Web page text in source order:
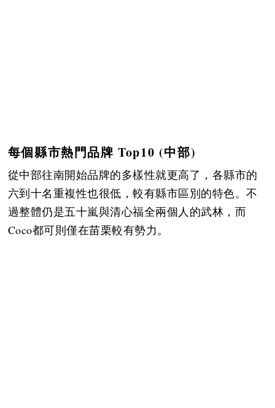
每個縣市熱門品牌 Top10 (中部)
從中部往南開始品牌的多樣性就更高了，各縣市的
六到十名重複性也很低，較有縣市區別的特色。不
過整體仍是五十嵐與清心福全兩個人的武林，而
Coco都可則僅在苗栗較有勢力。